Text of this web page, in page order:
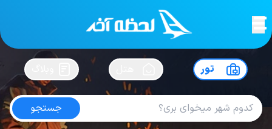
لحظه آخرسفرت رو بساز !
تور
جستجو
تور باکو فروردین